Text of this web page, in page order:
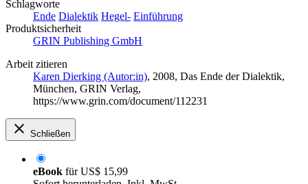
Schlagworte
Ende Dialektik Hegel- Einführung
Produktsicherheit
GRIN Publishing GmbH
Arbeit zitieren
Karen Dierking (Autor:in), 2008, Das Ende der Dialektik,
München, GRIN Verlag,
https://www.grin.com/document/112231
Schließen
eBook fürUS$ 15,99